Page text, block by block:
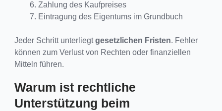
Zahlung des Kaufpreises
Eintragung des Eigentums im Grundbuch
Jeder Schritt unterliegtgesetzlichen Fristen. Fehler
können zum Verlust von Rechten oder finanziellen
Mitteln führen.
Warum ist rechtliche
Unterstützung beim